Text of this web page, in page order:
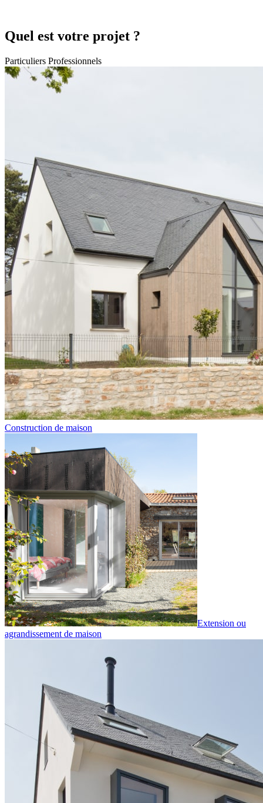
Quel est votre projet ?
Particuliers Professionnels
Construction de maison
Extension ou
agrandissement de maison